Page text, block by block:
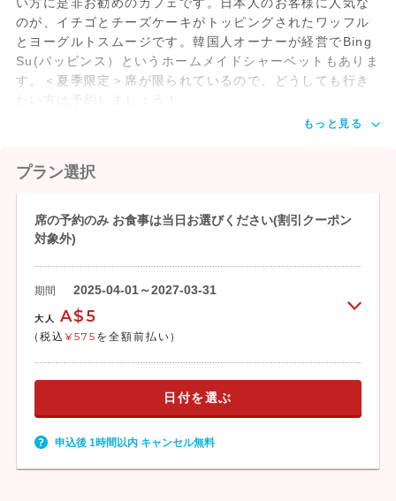
い方に是非お勧めのカフェです。日本人のお客様に人気な
のが、イチゴとチーズケーキがトッピングされたワッフル
とヨーグルトスムージです。韓国人オーナーが経営でBing
Su(パッピンス）というホームメイドシャーベットもありま
す。＜夏季限定＞席が限られているので、どうしても行き
たい方は予約しましょう！。。
もっと見る
プラン選択
席の予約のみ お食事は当日お選びください(割引クーポン
対象外)
期間 2025-04-01～2027-03-31
大人 A$5
(税込 ¥575 を全額前払い)
日付を選ぶ
申込後 1時間以内 キャンセル無料